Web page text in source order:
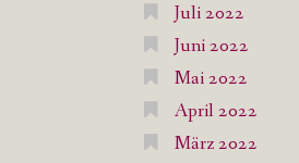
Juli 2022
Juni 2022
Mai 2022
April 2022
März 2022